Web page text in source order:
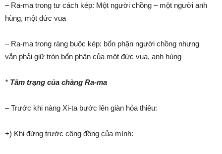
– Ra-ma trong tư cách kép: Một người chồng – một người anh
hùng, một đức vua
– Ra-ma trong ràng buộc kép: bổn phận người chồng nhưng
vẫn phải giữ tròn bổn phận của một đức vua, anh hùng
* Tâm trạng của chàng Ra-ma
– Trước khi nàng Xi-ta bước lên giàn hỏa thiêu:
+) Khi đứng trước cộng đồng của mình: